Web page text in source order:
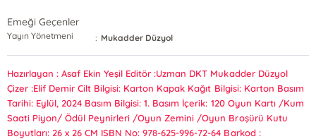
Emeği Geçenler
Yayın Yönetmeni : Mukadder Düzyol
Hazırlayan : Asaf Ekin Yeşil Editör :Uzman DKT Mukadder Düzyol
Çizer :Elif Demir Cilt Bilgisi: Karton Kapak Kağıt Bilgisi: Karton Basım
Tarihi: Eylül, 2024 Basım Bilgisi: 1. Basım İçerik: 120 Oyun Kartı /Kum
Saati Piyon/ Ödül Peynirleri /Oyun Zemini /Oyun Broşürü Kutu
Boyutları: 26 x 26 CM ISBN No: 978-625-996-72-64 Barkod :